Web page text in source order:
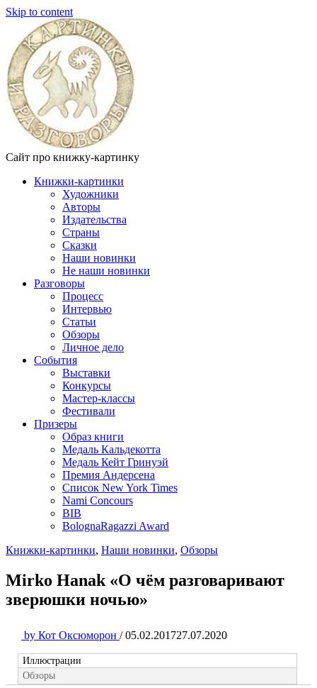
Skip to content
Сайт про книжку-картинку
Книжки-картинки
Художники
Авторы
Издательства
Страны
Сказки
Наши новинки
Не наши новинки
Разговоры
Процесс
Интервью
Статьи
Обзоры
Личное дело
События
Выставки
Конкурсы
Мастер-классы
Фестивали
Призеры
Образ книги
Медаль Кальдекотта
Медаль Кейт Гринуэй
Премия Андерсена
Список New York Times
Nami Concours
BIB
BolognaRagazzi Award
Книжки-картинки, Наши новинки, Обзоры
Mirko Hanak «О чём разговаривают
зверюшки ночью»
by Кот Оксюморон / 05.02.201727.07.2020
Иллюстрации
Обзоры